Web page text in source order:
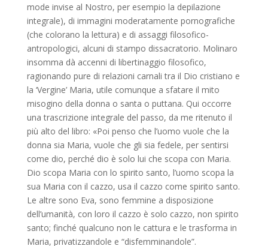
mode invise al Nostro, per esempio la depilazione
integrale), di immagini moderatamente pornografiche
(che colorano la lettura) e di assaggi filosofico-
antropologici, alcuni di stampo dissacratorio. Molinaro
insomma dà accenni di libertinaggio filosofico,
ragionando pure di relazioni carnali tra il Dio cristiano e
la ‘Vergine’ Maria, utile comunque a sfatare il mito
misogino della donna o santa o puttana. Qui occorre
una trascrizione integrale del passo, da me ritenuto il
più alto del libro: «Poi penso che l’uomo vuole che la
donna sia Maria, vuole che gli sia fedele, per sentirsi
come dio, perché dio è solo lui che scopa con Maria.
Dio scopa Maria con lo spirito santo, l’uomo scopa la
sua Maria con il cazzo, usa il cazzo come spirito santo.
Le altre sono Eva, sono femmine a disposizione
dell’umanità, con loro il cazzo è solo cazzo, non spirito
santo; finché qualcuno non le cattura e le trasforma in
Maria, privatizzandole e “disfemminandole”.